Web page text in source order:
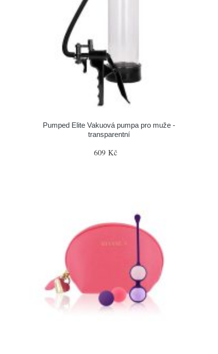
Pumped Elite Vakuová pumpa pro muže -
transparentní
609 Kč